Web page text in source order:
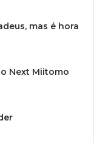
mas é hora
Next Miitomo